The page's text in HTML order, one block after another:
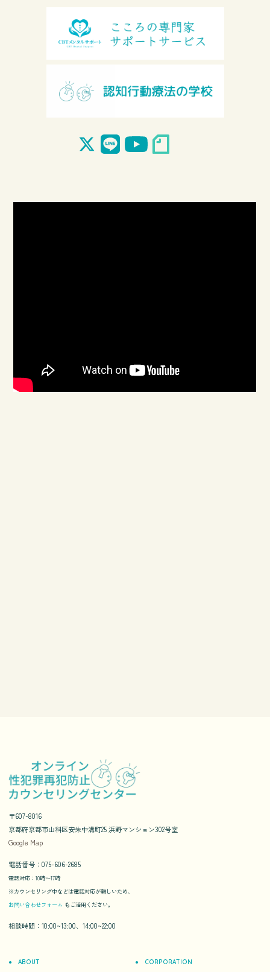
〒607-8016
京都府京都市山科区安朱中溝町25 浜野マンション302号室
Google Map
電話番号：075-606-2685
電話対応：10時〜17時
※カウンセリング中などは電話対応が難しいため、
お問い合わせフォーム もご活用ください。
相談時間：10:00~13:00、14:00~22:00
ABOUT CORPORATION